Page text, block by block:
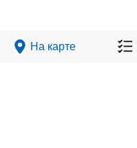
На карте